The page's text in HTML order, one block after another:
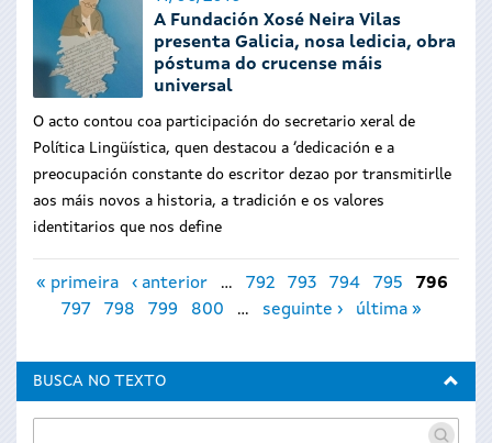
A Fundación Xosé Neira Vilas
presenta Galicia, nosa ledicia, obra
póstuma do crucense máis
universal
O acto contou coa participación do secretario xeral de
Política Lingüística, quen destacou a ‘dedicación e a
preocupación constante do escritor dezao por transmitirlle
aos máis novos a historia, a tradición e os valores
identitarios que nos define
Páxinas
« primeira ‹ anterior … 792 793 794 795
796
797
798 799 800 … seguinte › última »
BUSCA NO TEXTO